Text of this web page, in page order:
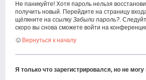
Не паникуйте! Хотя пароль нельзя
получить новый. Перейдите на страницу
щёлкните на ссылкуЗабыли пароль?.
скоро вы снова сможете войти на
Вернуться к началу
Я только что зарегистрировался, но не могу